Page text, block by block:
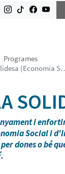
DE
Programes
Programa Camí de la
i
Social i
dones o bé